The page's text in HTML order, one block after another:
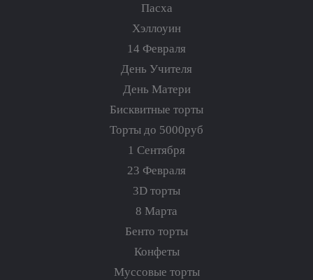
Пасха
Хэллоуин
14 Февраля
День Учителя
День Матери
Бисквитные торты
Торты до 5000руб
1 Сентября
23 Февраля
3D торты
8 Марта
Бенто торты
Конфеты
Муссовые торты